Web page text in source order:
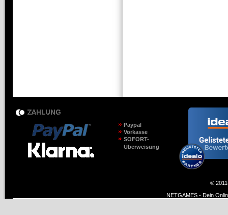
Paypal
Vorkasse
SOFORT-
Überweisung
©
NETGAMES - Dein